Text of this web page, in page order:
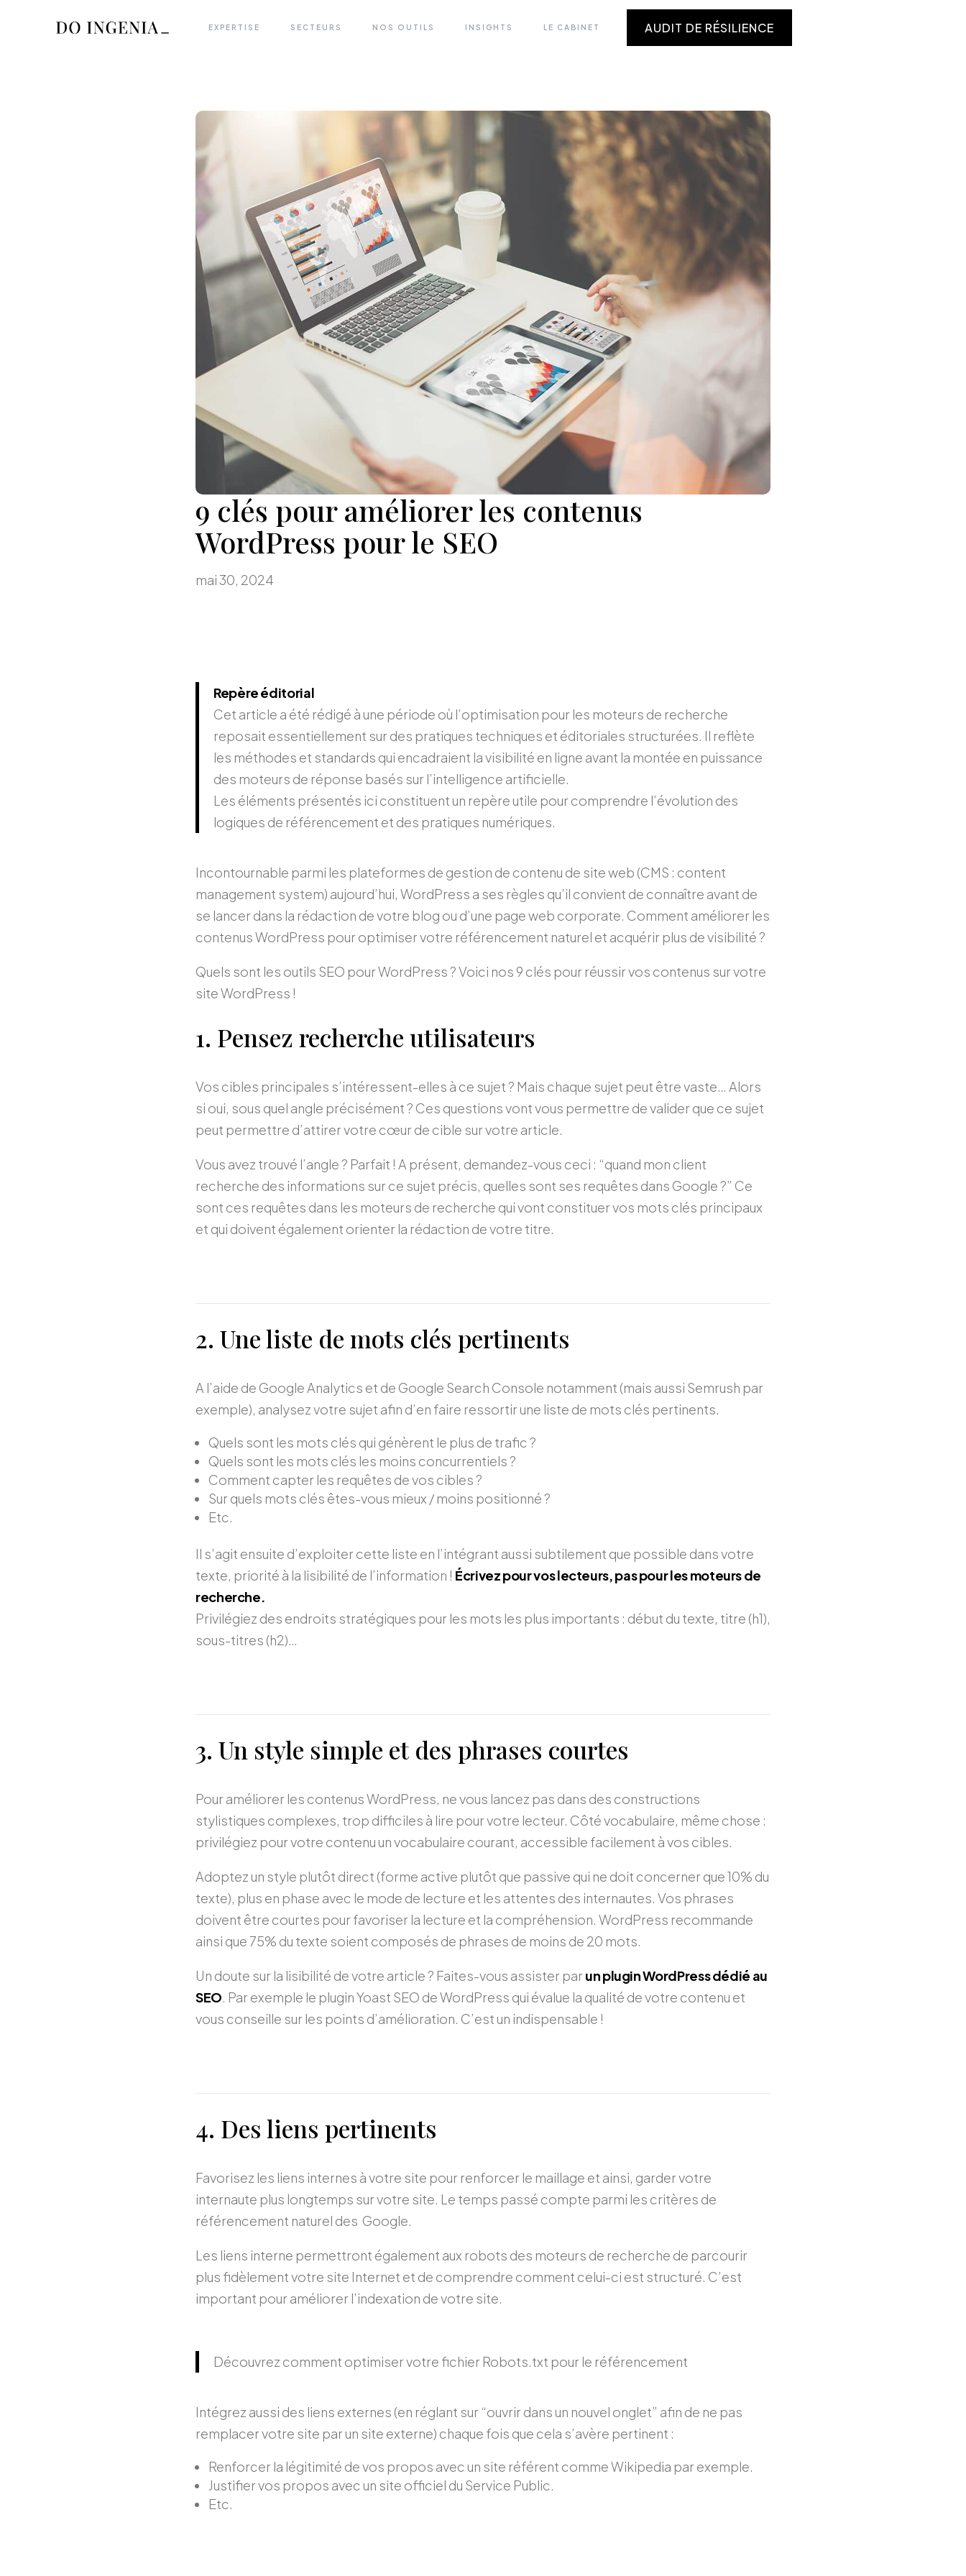
EXPERTISE SECTEURS NOS OUTILS INSIGHTS LE CABINET AUDIT DE RÉSILIENCE
9 clés pour améliorer les contenus
WordPress pour le SEO
mai 30, 2024
Repère éditorial
Cet article a été rédigé à une période où l’optimisation pour les moteurs de recherche
reposait essentiellement sur des pratiques techniques et éditoriales structurées. Il reflète
les méthodes et standards qui encadraient la visibilité en ligne avant la montée en puissance
des moteurs de réponse basés sur l’intelligence artificielle.
Les éléments présentés ici constituent un repère utile pour comprendre l’évolution des
logiques de référencement et des pratiques numériques.
Incontournable parmi les plateformes de gestion de contenu de site web (CMS : content
management system) aujourd’hui, WordPress a ses règles qu’il convient de connaître avant de
se lancer dans la rédaction de votre blog ou d’une page web corporate. Comment améliorer les
contenus WordPress pour optimiser votre référencement naturel et acquérir plus de visibilité ?
Quels sont les outils SEO pour WordPress ? Voici nos 9 clés pour réussir vos contenus sur votre
site WordPress !
1. Pensez recherche utilisateurs
Vos cibles principales s’intéressent-elles à ce sujet ? Mais chaque sujet peut être vaste… Alors
si oui, sous quel angle précisément ? Ces questions vont vous permettre de valider que ce sujet
peut permettre d’attirer votre cœur de cible sur votre article.
Vous avez trouvé l’angle ? Parfait ! A présent, demandez-vous ceci : “quand mon client
recherche des informations sur ce sujet précis, quelles sont ses requêtes dans Google ?” Ce
sont ces requêtes dans les moteurs de recherche qui vont constituer vos mots clés principaux
et qui doivent également orienter la rédaction de votre titre.
2. Une liste de mots clés pertinents
A l’aide de Google Analytics et de Google Search Console notamment (mais aussi Semrush par
exemple), analysez votre sujet afin d’en faire ressortir une liste de mots clés pertinents.
Quels sont les mots clés qui génèrent le plus de trafic ?
Quels sont les mots clés les moins concurrentiels ?
Comment capter les requêtes de vos cibles ?
Sur quels mots clés êtes-vous mieux / moins positionné ?
Etc.
Il s’agit ensuite d’exploiter cette liste en l’intégrant aussi subtilement que possible dans votre
texte, priorité à la lisibilité de l’information ! Écrivez pour vos lecteurs, pas pour les moteurs de
recherche.
Privilégiez des endroits stratégiques pour les mots les plus importants : début du texte, titre (h1),
sous-titres (h2)…
3. Un style simple et des phrases courtes
Pour améliorer les contenus WordPress, ne vous lancez pas dans des constructions
stylistiques complexes, trop difficiles à lire pour votre lecteur. Côté vocabulaire, même chose :
privilégiez pour votre contenu un vocabulaire courant, accessible facilement à vos cibles.
Adoptez un style plutôt direct (forme active plutôt que passive qui ne doit concerner que 10% du
texte), plus en phase avec le mode de lecture et les attentes des internautes. Vos phrases
doivent être courtes pour favoriser la lecture et la compréhension. WordPress recommande
ainsi que 75% du texte soient composés de phrases de moins de 20 mots.
Un doute sur la lisibilité de votre article ? Faites-vous assister parun plugin WordPress dédié au
SEO. Par exemple le plugin Yoast SEO de WordPress qui évalue la qualité de votre contenu et
vous conseille sur les points d’amélioration. C’est un indispensable !
4. Des liens pertinents
Favorisez les liens internes à votre site pour renforcer le maillage et ainsi, garder votre
internaute plus longtemps sur votre site. Le temps passé compte parmi les critères de
référencement naturel des Google.
Les liens interne permettront également aux robots des moteurs de recherche de parcourir
plus fidèlement votre site Internet et de comprendre comment celui-ci est structuré. C’est
important pour améliorer l’indexation de votre site.
Découvrez comment optimiser votre fichier Robots.txt pour le référencement
Intégrez aussi des liens externes (en réglant sur “ouvrir dans un nouvel onglet” afin de ne pas
remplacer votre site par un site externe) chaque fois que cela s’avère pertinent :
Renforcer la légitimité de vos propos avec un site référent comme Wikipedia par exemple.
Justifier vos propos avec un site officiel du Service Public.
Etc.